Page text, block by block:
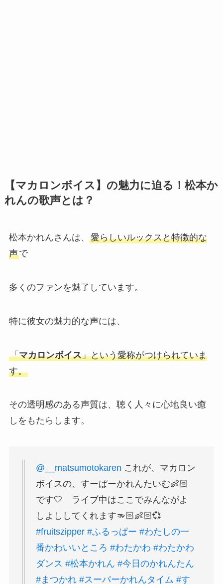
【マカロンボイス】の魅力に迫る！松本か
れんの歌声とは？
松本かれんさんは、 愛らしいルックスと特徴的な
声で
多くのファンを魅了しています。
特に彼女の魅力的な声には、
「マカロンボイス」という愛称がつけられていま
す。
その透明感のある声質は、聴く人々に心地良い癒
しをもたらします。
@__matsumotokaren これが、マカロン
ボイスの、すーぱーかれんたいむ👶🏻
です🤍 ライブ中はここでみんながよ
しよししてくれます🫳🏻👶🏻💞
#fruitszipper #ふるっぱー #わたしの一
番かわいいところ #わたかわ #わたかわ
ダンス #松本かれん #今日のかれんたん
#まつかれ #スーパーかれんタイム #す